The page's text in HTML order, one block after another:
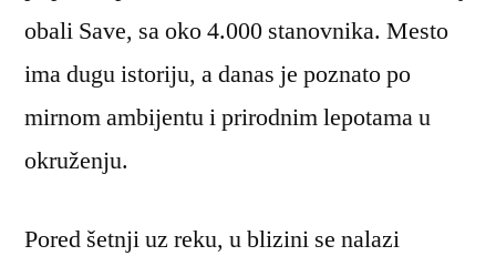
obali Save, sa oko 4.000 stanovnika. Mesto
ima dugu istoriju, a danas je poznato po
mirnom ambijentu i prirodnim lepotama u
okruženju.
Pored šetnji uz reku, u blizini se nalazi